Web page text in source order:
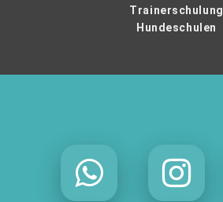
Trainerschulung
Hundeschulen